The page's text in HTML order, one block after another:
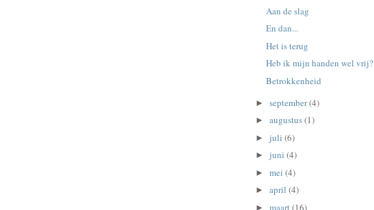
Aan de slag
En dan...
Het is terug
Heb ik mijn handen wel vrij?
Betrokkenheid
► september(4)
► augustus(1)
► juli (6)
► juni (4)
► mei (4)
► april (4)
► maart (16)